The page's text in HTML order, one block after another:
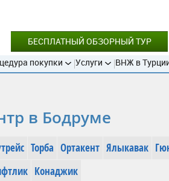
БЕСПЛАТНЫЙ ОБЗОРНЫЙ ТУР
покупки Услуги ВНЖ в
в Бодруме
Торба Ортакент Ялыкавак
Конаджик